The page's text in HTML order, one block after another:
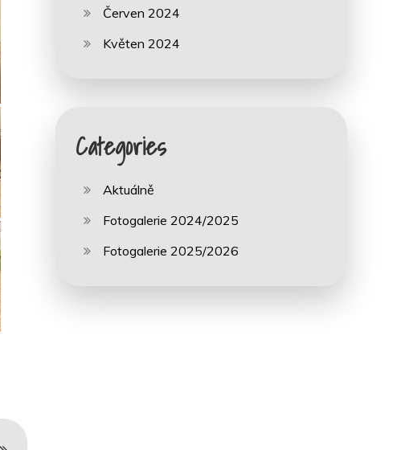
Červen 2024
Květen 2024
Categories
Aktuálně
Fotogalerie 2024/2025
Fotogalerie 2025/2026